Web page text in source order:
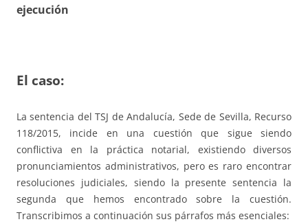
ejecución
El caso:
La sentencia del TSJ de Andalucía, Sede de Sevilla, Recurso
118/2015, incide en una cuestión que sigue siendo
conflictiva en la práctica notarial, existiendo diversos
pronunciamientos administrativos, pero es raro encontrar
resoluciones judiciales, siendo la presente sentencia la
segunda que hemos encontrado sobre la cuestión.
Transcribimos a continuación sus párrafos más esenciales: